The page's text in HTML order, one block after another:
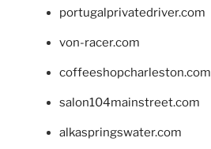
portugalprivatedriver.com
von-racer.com
coffeeshopcharleston.com
salon104mainstreet.com
alkaspringswater.com